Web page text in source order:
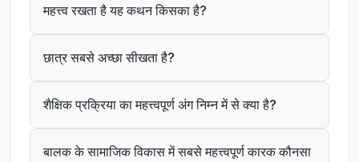
महत्त्व रखता है यह कथन किसका है?
छात्र सबसे अच्छा सीखता है?
शैक्षिक प्रक्रिया का महत्त्वपूर्ण अंग निम्न में से क्या है?
बालक के सामाजिक विकास में सबसे महत्त्वपूर्ण कारक कौनसा